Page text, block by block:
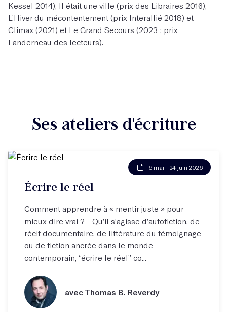
Kessel 2014), Il était une ville (prix des Libraires 2016),
L’Hiver du mécontentement (prix Interallié 2018) et
Climax (2021) et Le Grand Secours (2023 ; prix
Landerneau des lecteurs).
Ses ateliers d'écriture
6 mai - 24 juin 2026
Écrire le réel
Comment apprendre à « mentir juste » pour
mieux dire vrai ? - Qu’il s’agisse d’autofiction, de
récit documentaire, de littérature du témoignage
ou de fiction ancrée dans le monde
contemporain, “écrire le réel” co...
avec Thomas B. Reverdy